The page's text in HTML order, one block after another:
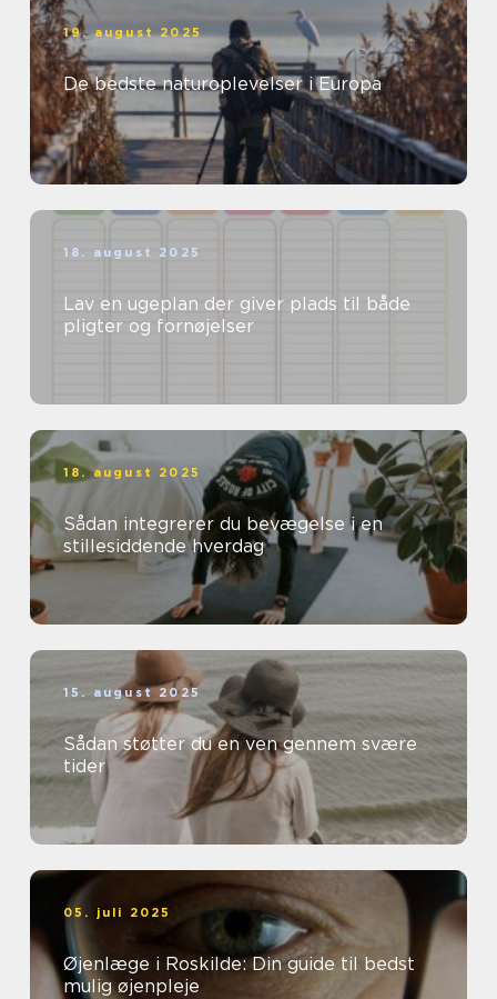
19. august 2025
De bedste naturoplevelser i Europa
18. august 2025
Lav en ugeplan der giver plads til både
pligter og fornøjelser
18. august 2025
Sådan integrerer du bevægelse i en
stillesiddende hverdag
15. august 2025
Sådan støtter du en ven gennem svære
tider
05. juli 2025
Øjenlæge i Roskilde: Din guide til bedst
mulig øjenpleje